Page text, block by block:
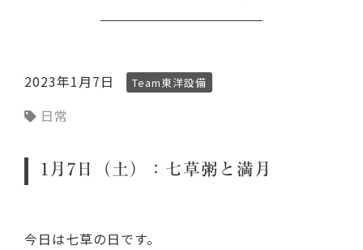
2023年1月7日 Team東洋設備
日常
1月7日（土）：七草粥と満月
今日は七草の日です。